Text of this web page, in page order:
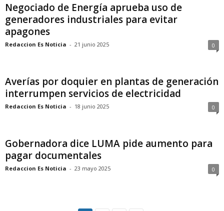
Negociado de Energía aprueba uso de
generadores industriales para evitar
apagones
Redaccion Es Noticia - 21 junio 2025 0
Averías por doquier en plantas de generación
interrumpen servicios de electricidad
Redaccion Es Noticia - 18 junio 2025 0
Gobernadora dice LUMA pide aumento para
pagar documentales
Redaccion Es Noticia - 23 mayo 2025 0